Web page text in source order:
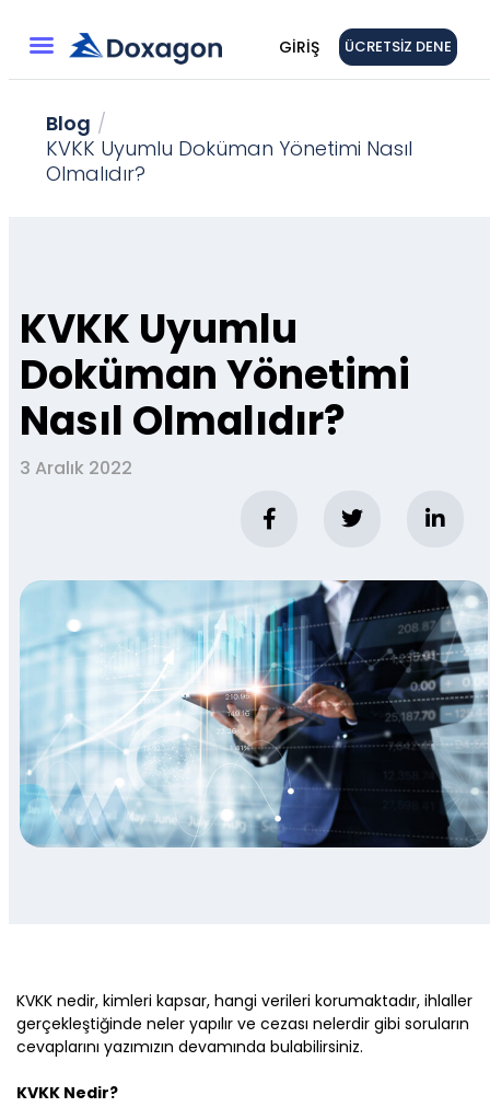
GIRIŞ ÜCRETSIZ DENE
Blog /
KVKK Uyumlu Doküman Yönetimi Nasıl
Olmalıdır?
KVKK Uyumlu
Doküman Yönetimi
Nasıl Olmalıdır?
3 Aralık 2022
KVKK nedir, kimleri kapsar, hangi verileri korumaktadır, ihlaller
gerçekleştiğinde neler yapılır ve cezası nelerdir gibi soruların
cevaplarını yazımızın devamında bulabilirsiniz.
KVKK Nedir?